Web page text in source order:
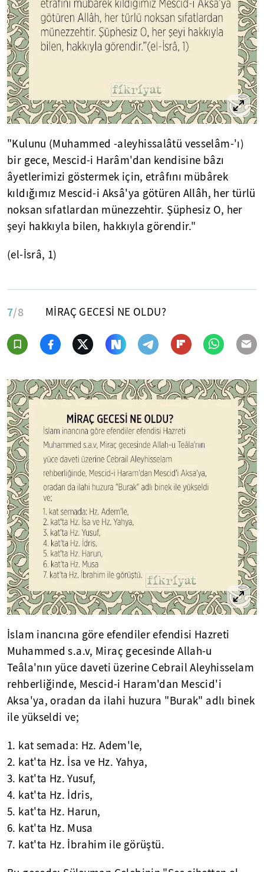
"Kulunu (Muhammed -aleyhissalâtü vesselâm-'ı)
bir gece, Mescid-i Harâm'dan kendisine bâzı
âyetlerimizi göstermek için, etrâfını mübârek
kıldığımız Mescid-i Aksâ'ya götüren Allâh, her türlü
noksan sıfatlardan münezzehtir. Şüphesiz O, her
şeyi hakkıyla bilen, hakkıyla görendir."
(el-İsrâ, 1)
7/8 MİRAÇ GECESİ NE OLDU?
İslam inancına göre efendiler efendisi Hazreti
Muhammed s.a.v, Miraç gecesindeAllah-u
Teâla'nın yüce daveti üzerine CebrailAleyhisselam
rehberliğinde, Mescid-i Haram'dan Mescid'i
Aksa'ya, oradan da ilahi huzura "Burak" adlı binek
ile yükseldi ve;
1. kat semada: Hz. Adem'le,
2. kat'ta Hz. İsa ve Hz. Yahya,
3. kat'ta Hz. Yusuf,
4. kat'ta Hz. İdris,
5. kat'ta Hz. Harun,
6. kat'ta Hz. Musa
7. kat'ta Hz. İbrahim ile görüştü.